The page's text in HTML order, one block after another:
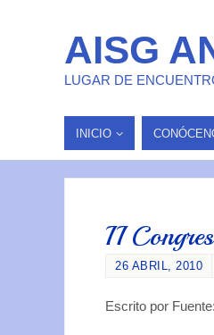
AISG
LUGAR DE
INICIO
II
26 ABRIL, 2010
Escrito por